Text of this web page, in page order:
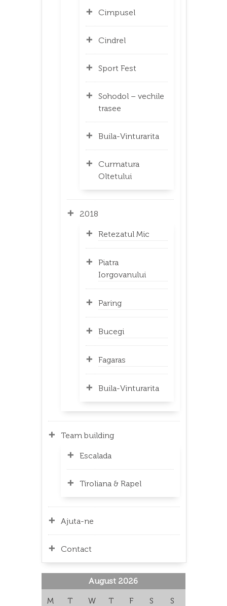
Cimpusel
Cindrel
Sport Fest
Sohodol – vechile
trasee
Buila-Vinturarita
Curmatura
Oltetului
2018
Retezatul Mic
Piatra
Iorgovanului
Paring
Bucegi
Fagaras
Buila-Vinturarita
Team building
Escalada
Tiroliana & Rapel
Ajuta-ne
Contact
August 2026
M T W T F S S